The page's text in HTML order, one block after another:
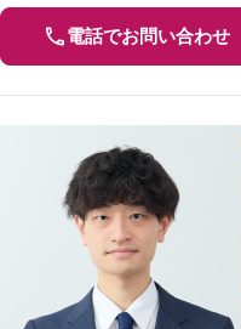
電話でお問い合わせ